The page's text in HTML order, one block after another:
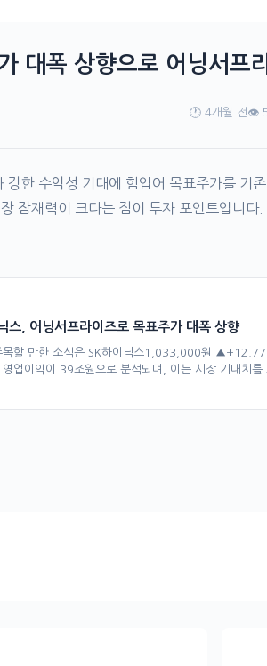
대폭 상향으로 어닝서프
🕐 4개월 전 👁️
강한 수익성 기대에 힘입어 목표주가를 기
잠재력이 크다는 점이 투자 포인트입니다.
스, 어닝서프라이즈로 목표주가 대폭 상향
목할 만한 소식은 SK하이닉스1,033,000원
업이익이 39조원으로 분석되며, 이는 시장 기대치